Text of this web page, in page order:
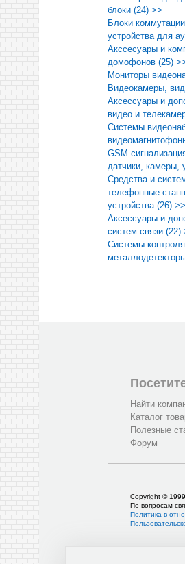
блоки (24) >>
Блоки
устройства для
Акссесуары и
домофонов (25)
Мониторы
Видеокамеры,
Аксессуары и
видео и
Системы
GSM
датчики, камеры,
Средства и
телефонные
устройства (26) >>
Аксессуары и
систем связи (22)
Cистемы
Найти
Каталог
Полезные
Форум
Copyright ©
По вопросам
Политика в